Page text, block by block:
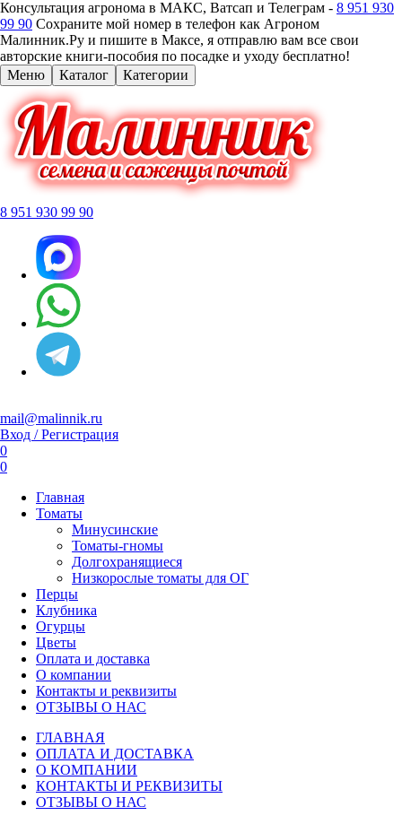
Консультация агронома в МАКС, Ватсап и Телеграм - 8 951 930
99 90 Сохраните мой номер в телефон как Агроном
Малинник.Ру и пишите в Максе, я отправлю вам все свои
авторские книги-пособия по посадке и уходу бесплатно!
Меню
Каталог Категории
8 951 930 99 90
mail@malinnik.ru
Вход / Регистрация
0
0
Главная
Томаты
Минусинские
Томаты-гномы
Долгохранящиеся
Низкорослые томаты для ОГ
Перцы
Клубника
Огурцы
Цветы
Оплата и доставка
О компании
Контакты и реквизиты
ОТЗЫВЫ О НАС
ГЛАВНАЯ
ОПЛАТА И ДОСТАВКА
О КОМПАНИИ
КОНТАКТЫ И РЕКВИЗИТЫ
ОТЗЫВЫ О НАС